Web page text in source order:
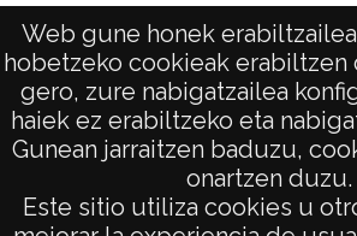
Web gune honek
hobetzeko cookieak erabiltzen
gero, zure nabigatzailea
haiek ez erabiltzeko eta
Gunean jarraitzen baduzu,
onartzen duzu.
Este sitio utiliza cookies u
Licencia de las
CC BY-NC-SA 4.0
AVISO LEGAL
POLÍTICA DE PRIVACIDAD